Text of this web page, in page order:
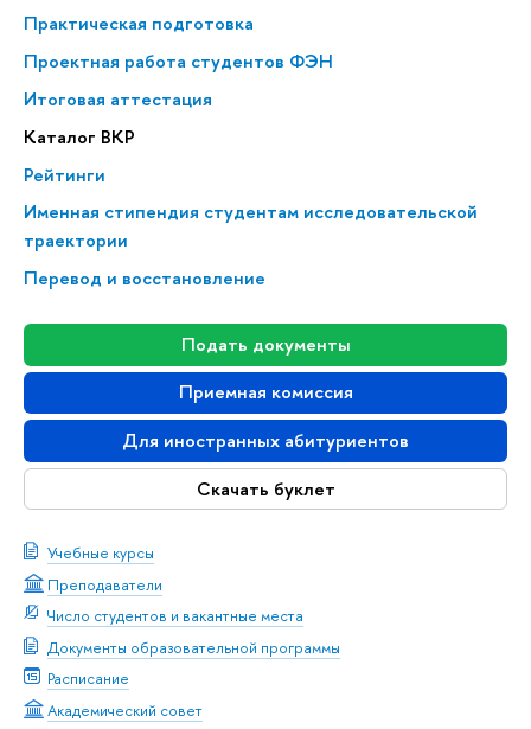
Практическая подготовка
Проектная работа студентов ФЭН
Итоговая аттестация
Каталог ВКР
Рейтинги
Именная стипендия студентам исследовательской
траектории
Перевод и восстановление
Подать документы
Приемная комиссия
Для иностранных абитуриентов
Скачать буклет
Учебные курсы
Преподаватели
Число студентов и вакантные места
Документы образовательной программы
Расписание
Академический совет